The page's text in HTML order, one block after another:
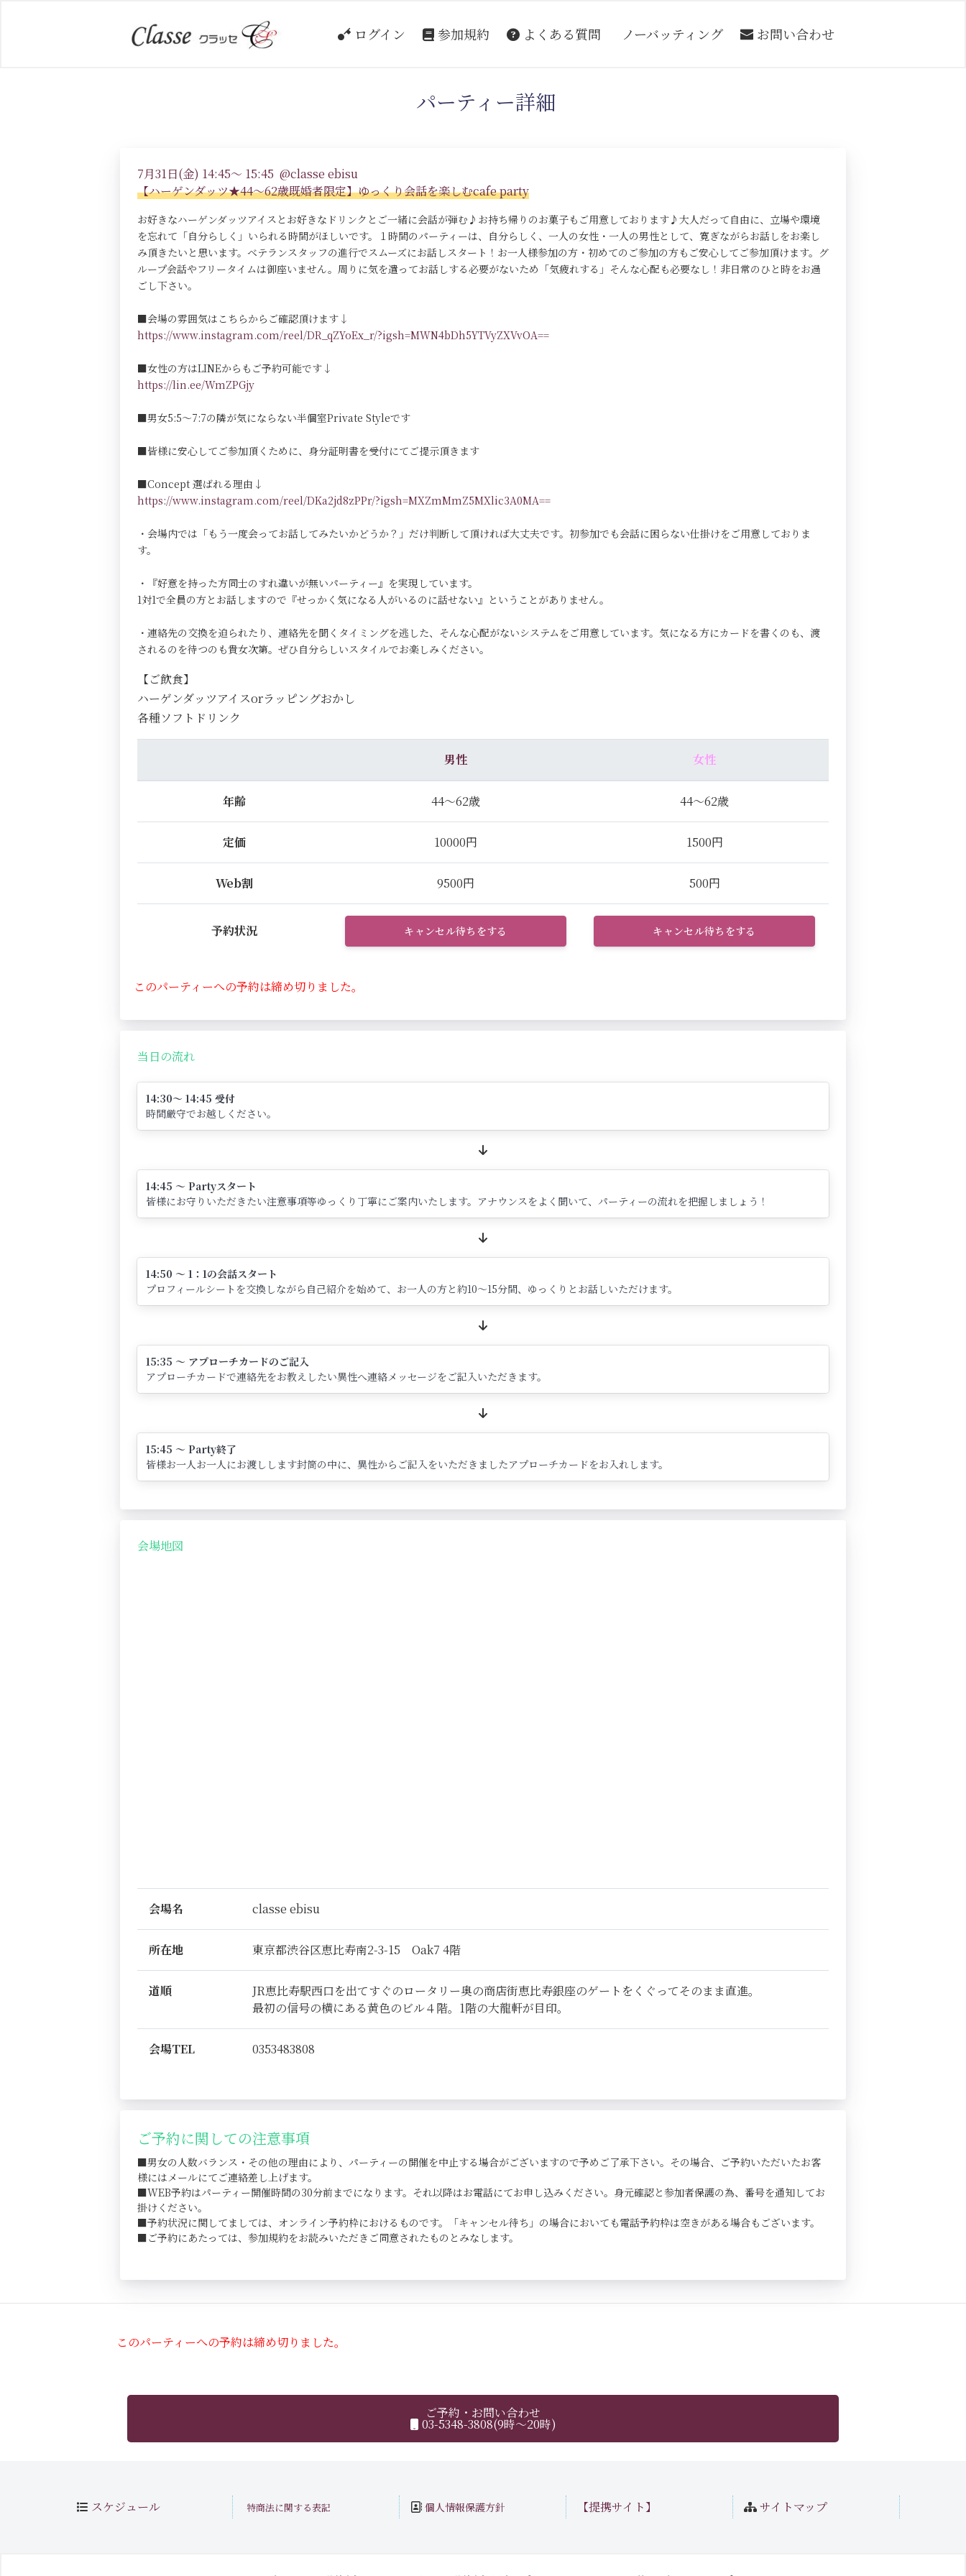
ログイン 参加規約 よくある質問 ノーバッティング お問い合わせ
パーティー詳細
7月31日(金) 14:45～ 15:45 @classe ebisu
【ハーゲンダッツ★44～62歳既婚者限定】ゆっくり会話を楽しむcafe party
お好きなハーゲンダッツアイスとお好きなドリンクとご一緒に会話が弾む♪お持ち帰りのお菓子もご用意しております♪大人だって自由に、立場や環境
を忘れて「自分らしく」いられる時間がほしいです。１時間のパーティーは、自分らしく、一人の女性・一人の男性として、寛ぎながらお話しをお楽し
み頂きたいと思います。ベテランスタッフの進行でスムーズにお話しスタート！お一人様参加の方・初めてのご参加の方もご安心してご参加頂けます。グ
ループ会話やフリータイムは御座いません。周りに気を遣ってお話しする必要がないため「気疲れする」そんな心配も必要なし！非日常のひと時をお過
ごし下さい。
■会場の雰囲気はこちらからご確認頂けます↓
https://www.instagram.com/reel/DR_qZYoEx_r/?igsh=MWN4bDh5YTVyZXVvOA==
■女性の方はLINEからもご予約可能です↓
https://lin.ee/WmZPGjy
■男女5:5～7:7の隣が気にならない半個室Private Styleです
■皆様に安心してご参加頂くために、身分証明書を受付にてご提示頂きます
■Concept 選ばれる理由↓
https://www.instagram.com/reel/DKa2jd8zPPr/?igsh=MXZmMmZ5MXlic3A0MA==
・会場内では「もう一度会ってお話してみたいかどうか？」だけ判断して頂ければ大丈夫です。初参加でも会話に困らない仕掛けをご用意しておりま
す。
・『好意を持った方同士のすれ違いが無いパーティー』を実現しています。
1対1で全員の方とお話しますので『せっかく気になる人がいるのに話せない』ということがありません。
・連絡先の交換を迫られたり、連絡先を聞くタイミングを逃した、そんな心配がないシステムをご用意しています。気になる方にカードを書くのも、渡
されるのを待つのも貴女次第。ぜひ自分らしいスタイルでお楽しみください。
【ご飲食】
ハーゲンダッツアイスorラッピングおかし
各種ソフトドリンク
男性 女性
年齢 44～62歳 44～62歳
定価 10000円 1500円
Web割 9500円 500円
予約状況 キャンセル待ちをする キャンセル待ちをする
このパーティーへの予約は締め切りました。
当日の流れ
14:30～ 14:45 受付
時間厳守でお越しください。
14:45 ～ Partyスタート
皆様にお守りいただきたい注意事項等ゆっくり丁寧にご案内いたします。アナウンスをよく聞いて、パーティーの流れを把握しましょう！
14:50 ～ 1：1の会話スタート
プロフィールシートを交換しながら自己紹介を始めて、お一人の方と約10～15分間、ゆっくりとお話しいただけます。
15:35 ～ アプローチカードのご記入
アプローチカードで連絡先をお教えしたい異性へ連絡メッセージをご記入いただきます。
15:45 ～ Party終了
皆様お一人お一人にお渡しします封筒の中に、異性からご記入をいただきましたアプローチカードをお入れします。
会場地図
会場名 classe ebisu
所在地 東京都渋谷区恵比寿南2-3-15 Oak7 4階
道順
JR恵比寿駅西口を出てすぐのロータリー奥の商店街恵比寿銀座のゲートをくぐってそのまま直進。
最初の信号の横にある黄色のビル４階。1階の大龍軒が目印。
会場TEL 0353483808
ご予約に関しての注意事項
■男女の人数バランス・その他の理由により、パーティーの開催を中止する場合がございますので予めご了承下さい。その場合、ご予約いただいたお客
様にはメールにてご連絡差し上げます。
■WEB予約はパーティー開催時間の30分前までになります。それ以降はお電話にてお申し込みください。身元確認と参加者保護の為、番号を通知してお
掛けください。
■予約状況に関してましては、オンライン予約枠におけるものです。「キャンセル待ち」の場合においても電話予約枠は空きがある場合もございます。
■ご予約にあたっては、参加規約をお読みいただきご同意されたものとみなします。
このパーティーへの予約は締め切りました。
ご予約・お問い合わせ
03-5348-3808(9時～20時)
スケジュール 特商法に関する表記 個人情報保護方針 【提携サイト】 サイトマップ